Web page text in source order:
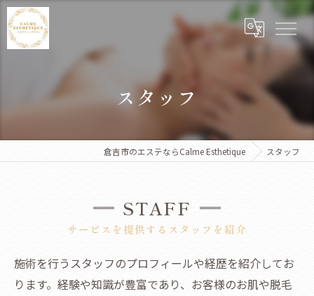
スタッフ
倉吉市のエステならCalme Esthetique スタッフ
サービスを提供するスタッフを紹介
STAFF
施術を行うスタッフのプロフィールや経歴を紹介してお
ります。経験や知識が豊富であり、お客様のお肌や脱毛